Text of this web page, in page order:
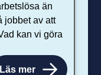
än
jobbet av att
kan vi göra
Läs mer